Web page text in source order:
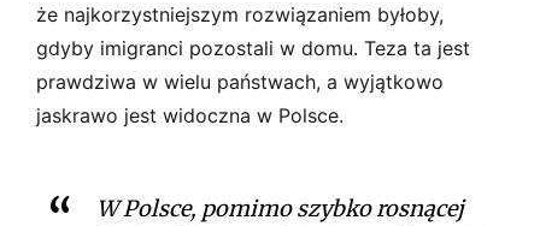
że najkorzystniejszym rozwiązaniem byłoby,
gdyby imigranci pozostali w domu. Teza ta jest
prawdziwa w wielu państwach, a wyjątkowo
jaskrawo jest widoczna w Polsce.
W Polsce, pomimo szybko rosnącej